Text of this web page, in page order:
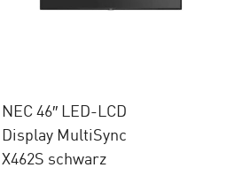
NEC 46″ LED-LCD
Display MultiSync
X462S schwarz